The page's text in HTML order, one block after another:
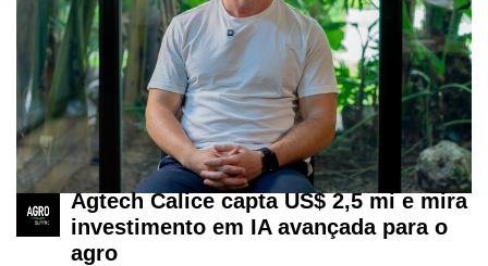
Hídricos
Membros
Liberali
Netrin
Néctar
Tecprime
Agro
Agtech Calice capta US$ 2,5 mi e mira
investimento em IA avançada para o
agro